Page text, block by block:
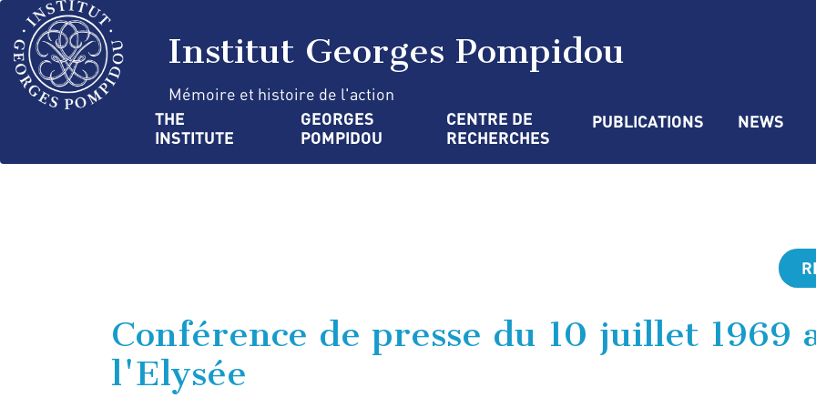
Skip
main
content
Institut Georges Pompidou
Mémoire et histoire de l'action
Navigation
principale
THE
INSTITUTE
GEORGES
POMPIDOU
CENTRE DE
RECHERCHES
PUBLICATIONS NEWS
Conférence de presse du 10 juillet 1969
l'Elysée
Cookies management panel